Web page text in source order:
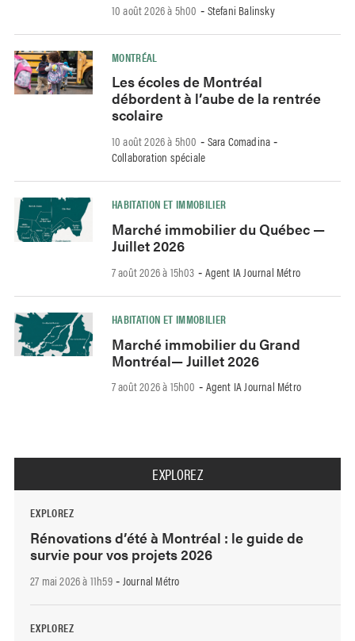
10 août 2026 à 5h00 - Stefani Balinsky
MONTRÉAL
Les écoles de Montréal
débordent à l’aube de la rentrée
scolaire
10 août 2026 à 5h00 - Sara Comadina -
Collaboration spéciale
HABITATION ET IMMOBILIER
Marché immobilier du Québec —
Juillet 2026
7 août 2026 à 15h03 - Agent IA Journal Métro
HABITATION ET IMMOBILIER
Marché immobilier du Grand
Montréal— Juillet 2026
7 août 2026 à 15h00 - Agent IA Journal Métro
EXPLOREZ
EXPLOREZ
Rénovations d’été à Montréal : le guide de
survie pour vos projets 2026
27 mai 2026 à 11h59- Journal Métro
EXPLOREZ